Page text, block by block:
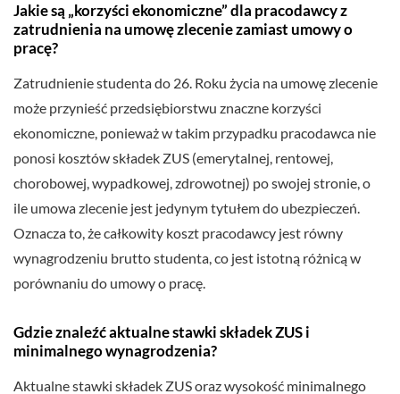
Jakie są „korzyści ekonomiczne” dla pracodawcy z
zatrudnienia na umowę zlecenie zamiast umowy o
pracę?
Zatrudnienie studenta do 26. Roku życia na umowę zlecenie
może przynieść przedsiębiorstwu znaczne korzyści
ekonomiczne, ponieważ w takim przypadku pracodawca nie
ponosi kosztów składek ZUS (emerytalnej, rentowej,
chorobowej, wypadkowej, zdrowotnej) po swojej stronie, o
ile umowa zlecenie jest jedynym tytułem do ubezpieczeń.
Oznacza to, że całkowity koszt pracodawcy jest równy
wynagrodzeniu brutto studenta, co jest istotną różnicą w
porównaniu do umowy o pracę.
Gdzie znaleźć aktualne stawki składek ZUS i
minimalnego wynagrodzenia?
Aktualne stawki składek ZUS oraz wysokość minimalnego